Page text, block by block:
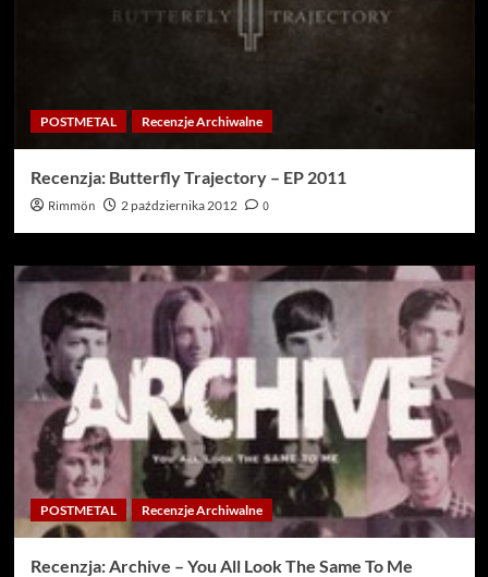
POSTMETAL Recenzje Archiwalne
Recenzja: Butterfly Trajectory – EP 2011
Rimmön 2 października 2012 0
POSTMETAL Recenzje Archiwalne
Recenzja: Archive – You All Look The Same To Me